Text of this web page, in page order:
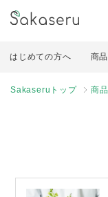
はじめての方へ 商
Sakaseruトップ 商